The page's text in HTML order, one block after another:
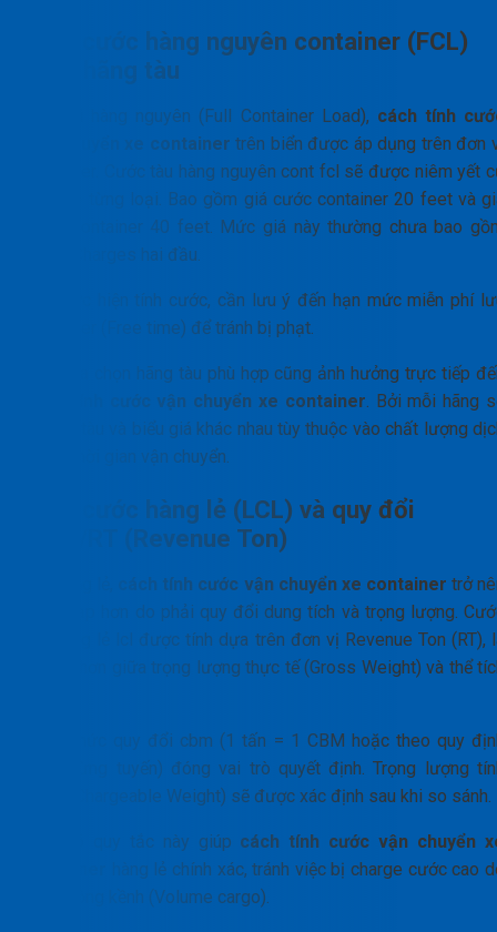
Tính cước hàng nguyên container (FCL)
theo hãng tàu
Đối với hàng nguyên (Full Container Load), cách tính
vận chuyển xe container trên biển được áp dụng trên đơn
container. Cước tàu hàng nguyên cont fcl sẽ được niêm yết
thể cho từng loại. Bao gồm giá cước container 20 feet và
cước container 40 feet. Mức giá này thường chưa bao
Local Charges hai đầu.
Khi thực hiện tính cước, cần lưu ý đến hạn mức miễn phí
container (Free time) để tránh bị phạt.
Việc lựa chọn hãng tàu phù hợp cũng ảnh hưởng trực tiếp
cách tính cước vận chuyển xe container . Bởi mỗi hãng
có lịch tàu và biểu giá khác nhau tùy thuộc vào chất lượng
vụ và thời gian vận chuyển.
Tính cước hàng lẻ (LCL) và quy đổi
CBM/RT (Revenue Ton)
cách tính cước vận chuyển xe container trở
phức tạp hơn do phải quy đổi dung tích và trọng lượng.
tàu hàng lẻ lcl được tính dựa trên đơn vị Revenue Ton (RT),
số lớn hơn giữa trọng lượng thực tế (Gross Weight) và thể
Công thức quy đổi cbm (1 tấn = 1 CBM hoặc theo quy
riêng từng tuyến) đóng vai trò quyết định. Trọng lượng
cước (Chargeable Weight) sẽ được xác định sau khi so sánh.
Hiểu rõ quy tắc này giúp cách tính cước vận chuyển
hàng lẻ chính xác, tránh việc bị charge cước cao
hàng cồng kềnh (Volume cargo).